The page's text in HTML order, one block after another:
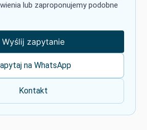
lub zaproponujemy podobne
Wyślij zapytanie
na WhatsApp
Kontakt